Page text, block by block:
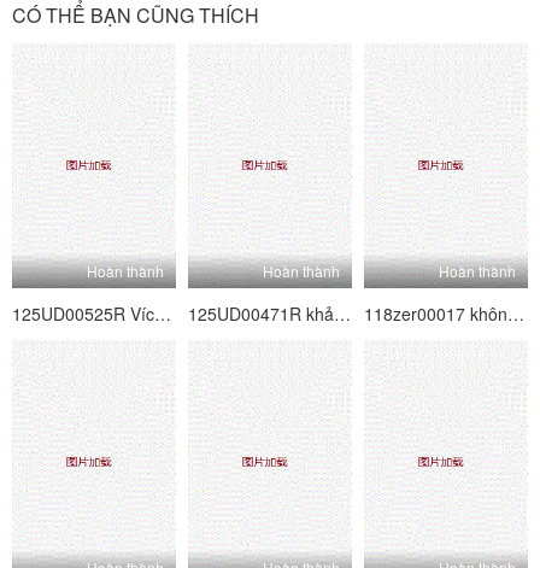
CÓ THỂ BẠN CŨNG THÍCH
Hoàn thành
125UD00525R Vích loạn 7 người cha và mẹ kế ma quỷ
Hoàn thành
125UD00471R khảm kỹ thuật số Slut 8 tốt nhất
Hoàn thành
118zer00017 không nhiều hơn nghiệp dư, ít hơn nữ diễn viên 17 Ariki Carrera